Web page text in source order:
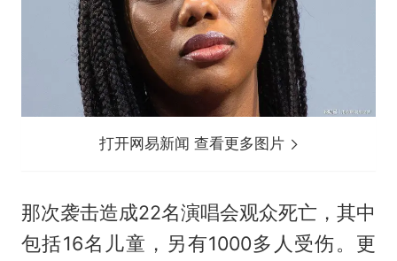
打开网易新闻 查看更多图片
那次袭击造成22名演唱会观众死亡，其中
包括16名儿童，另有1000多人受伤。更